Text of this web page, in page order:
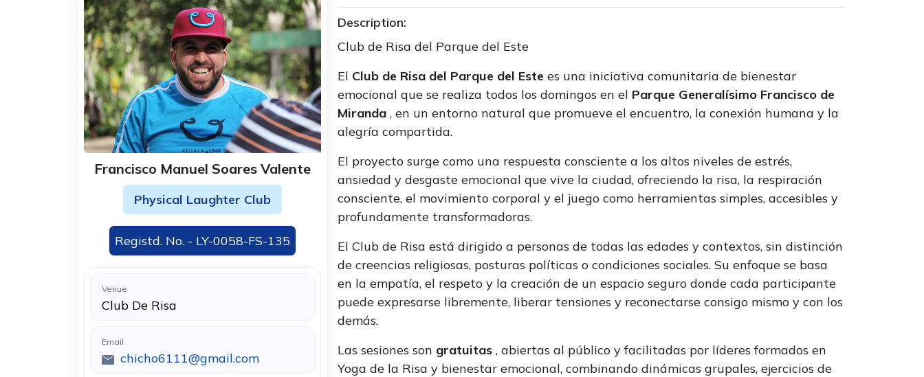
Francisco Manuel Soares Valente
Physical Laughter Club
Registd. No. - LY-0058-FS-135
Venue
Club De Risa
Email
chicho6111@gmail.com
Description:
Club de Risa del Parque del Este
El Club de Risa del Parque del Este es una iniciativa comunitaria de bienestar
emocional que se realiza todos los domingos en el Parque Generalísimo Francisco de
Miranda , en un entorno natural que promueve el encuentro, la conexión humana y la
alegría compartida.
El proyecto surge como una respuesta consciente a los altos niveles de estrés,
ansiedad y desgaste emocional que vive la ciudad, ofreciendo la risa, la respiración
consciente, el movimiento corporal y el juego como herramientas simples, accesibles y
profundamente transformadoras.
El Club de Risa está dirigido a personas de todas las edades y contextos, sin distinción
de creencias religiosas, posturas políticas o condiciones sociales. Su enfoque se basa
en la empatía, el respeto y la creación de un espacio seguro donde cada participante
puede expresarse libremente, liberar tensiones y reconectarse consigo mismo y con los
demás.
Las sesiones son gratuitas , abiertas al público y facilitadas por líderes formados en
Yoga de la Risa y bienestar emocional, combinando dinámicas grupales, ejercicios de